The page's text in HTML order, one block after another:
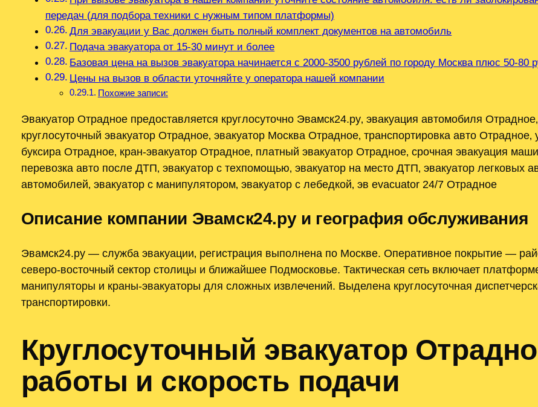
передач (для подбора техники с нужным типом платформы)
Для эвакуации у Вас должен быть полный комплект документов на автомобиль
Подача эвакуатора от 15-30 минут и более
Базовая цена на вызов эвакуатора начинается с 2000-3500 рублей по городу Москва плюс 50-80
Цены на вызов в области уточняйте у оператора нашей компании
Похожие записи:
Эвакуатор Отрадное предоставляется круглосуточно Эвамск24.ру‚ эвакуация автомобиля
круглосуточный эвакуатор Отрадное‚ эвакуатор Москва Отрадное‚ транспортировка авто
буксира Отрадное‚ кран-эвакуатор Отрадное‚ платный эвакуатор Отрадное‚ срочная эвакуация
перевозка авто после ДТП‚ эвакуатор с техпомощью‚ эвакуатор на место ДТП‚ эвакуатор легковых
автомобилей‚ эвакуатор с манипулятором‚ эвакуатор с лебедкой‚ эв evacuator 24/7 Отрадное
Описание компании Эвамск24.ру и география обслуживания
Эвамск24.ру — служба эвакуации‚ регистрация выполнена по Москве. Оперативное покрытие —
северо-восточный сектор столицы и ближайшее Подмосковье. Тактическая сеть включает
манипуляторы и краны-эвакуаторы для сложных извлечений. Выделена круглосуточная
транспортировки.
Круглосуточный эвакуатор
работы и скорость подачи